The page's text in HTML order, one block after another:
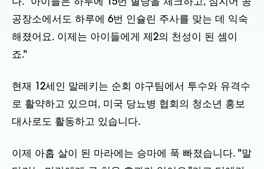
다. "아이들은 하루에 15번 혈당을 체크하고, 심지어 공
공장소에서도 하루에 6번 인슐린 주사를 맞는 데 익숙
해졌어요. 이제는 아이들에게 제2의 천성이 된 셈이
죠."
현재 12세인 말레키는 순회 야구팀에서 투수와 유격수
로 활약하고 있으며, 미국 당뇨병 협회의 청소년 홍보
대사로도 활동하고 있습니다.
이제 아홉 살이 된 마라에는 승마에 푹 빠졌습니다. "말